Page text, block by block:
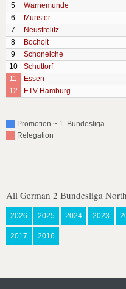
5
Warnemunde
6
Munster
7
Neustrelitz
8
Bocholt
9
Schoneiche
10
Schuttorf
11
Essen
12
ETV Hamburg
Promotion ~ 1. Bundesliga
Relegation
All German 2 Bundesliga
2026 2025 2024 2023
2017 2016